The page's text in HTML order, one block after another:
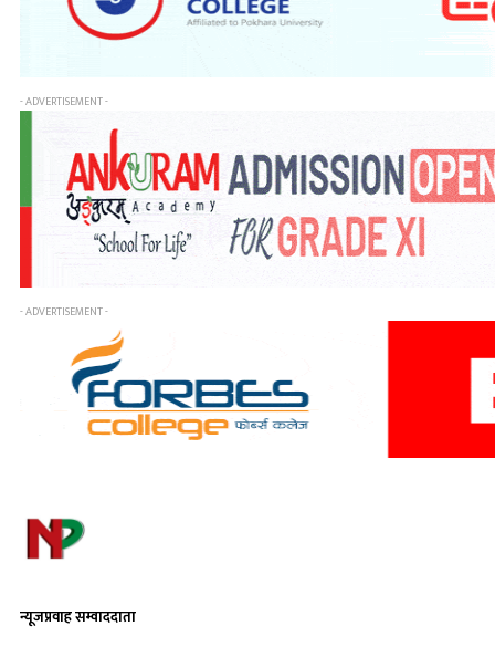
- ADVERTISEMENT -
- ADVERTISEMENT -
न्यूजप्रवाह सम्वाददाता